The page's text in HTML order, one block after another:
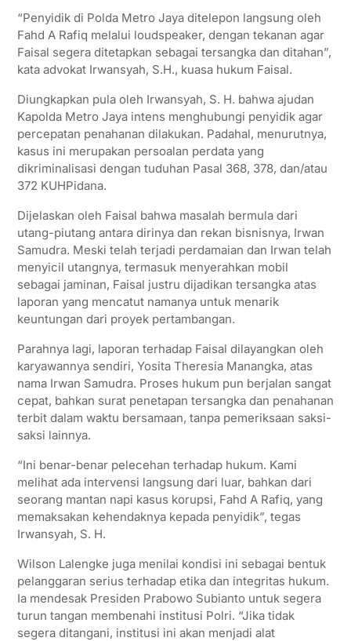
“Penyidik di Polda Metro Jaya ditelepon langsung oleh
Fahd A Rafiq melalui loudspeaker, dengan tekanan agar
Faisal segera ditetapkan sebagai tersangka dan ditahan”,
kata advokat Irwansyah, S.H., kuasa hukum Faisal.
Diungkapkan pula oleh Irwansyah, S. H. bahwa ajudan
Kapolda Metro Jaya intens menghubungi penyidik agar
percepatan penahanan dilakukan. Padahal, menurutnya,
kasus ini merupakan persoalan perdata yang
dikriminalisasi dengan tuduhan Pasal 368, 378, dan/atau
372 KUHPidana.
Dijelaskan oleh Faisal bahwa masalah bermula dari
utang-piutang antara dirinya dan rekan bisnisnya, Irwan
Samudra. Meski telah terjadi perdamaian dan Irwan telah
menyicil utangnya, termasuk menyerahkan mobil
sebagai jaminan, Faisal justru dijadikan tersangka atas
laporan yang mencatut namanya untuk menarik
keuntungan dari proyek pertambangan.
Parahnya lagi, laporan terhadap Faisal dilayangkan oleh
karyawannya sendiri, Yosita Theresia Manangka, atas
nama Irwan Samudra. Proses hukum pun berjalan sangat
cepat, bahkan surat penetapan tersangka dan penahanan
terbit dalam waktu bersamaan, tanpa pemeriksaan saksi-
saksi lainnya.
“Ini benar-benar pelecehan terhadap hukum. Kami
melihat ada intervensi langsung dari luar, bahkan dari
seorang mantan napi kasus korupsi, Fahd A Rafiq, yang
memaksakan kehendaknya kepada penyidik”, tegas
Irwansyah, S. H.
Wilson Lalengke juga menilai kondisi ini sebagai bentuk
pelanggaran serius terhadap etika dan integritas hukum.
Ia mendesak Presiden Prabowo Subianto untuk segera
turun tangan membenahi institusi Polri. “Jika tidak
segera ditangani, institusi ini akan menjadi alat